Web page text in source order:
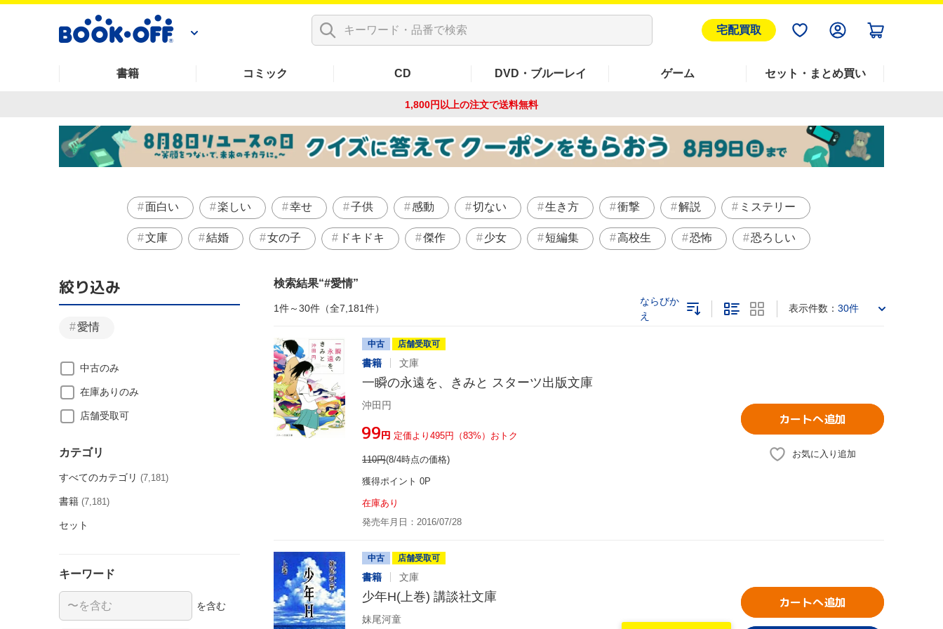
宅配買取
書籍 コミック CD DVD・ブルーレイ ゲーム セット・まとめ買い
1,800円以上の注文で送料無料
面白い 楽しい 幸せ 子供 感動 切ない 生き方 衝撃 解説 ミステリー
文庫 結婚 女の子 ドキドキ 傑作 少女 短編集 高校生 恐怖 恐ろしい
検索結果 #愛情
1件～30件（全7,181件）
ならびか
え
表示件数： 30件
中古 店舗受取可
書籍 文庫
一瞬の永遠を、きみと スターツ出版文庫
沖田円
¥99円 定価より495円（83%）おトク
110円(8/4時点の価格)
獲得ポイント 0P
在庫あり
発売年月日：2016/07/28
カートへ追加
お気に入り追加
中古 店舗受取可
書籍 文庫
少年H(上巻) 講談社文庫
妹尾河童
カートへ追加
絞り込み
愛情
中古のみ
在庫ありのみ
店舗受取可
カテゴリ
すべてのカテゴリ (7,181)
書籍 (7,181)
セット
キーワード
を含む